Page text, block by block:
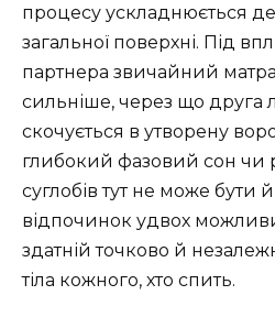
процесу ускладнюється
загальної поверхні. Під
партнера звичайний
сильніше, через що друга
скочується в утворену
глибокий фазовий сон чи
суглобів тут не може
відпочинок удвох
здатній точково й
тіла кожного, хто спить.